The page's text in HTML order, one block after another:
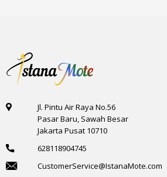
Jl. Pintu Air Raya No.56
Pasar Baru, Sawah Besar
Jakarta Pusat 10710
628118904745
CustomerService@IstanaMote.com